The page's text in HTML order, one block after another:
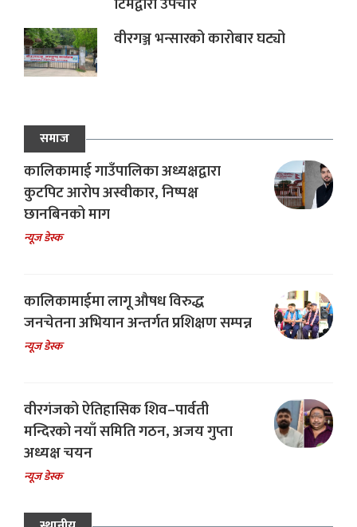
वीरगञ्ज भन्सारको कारोबार घट्यो
समाज
कालिकामाई गाउँपालिका अध्यक्षद्वारा
कुटपिट आरोप अस्वीकार, निष्पक्ष
छानबिनको माग
न्यूज डेस्क
कालिकामाईमा लागू औषध विरुद्ध
जनचेतना अभियान अन्तर्गत प्रशिक्षण सम्पन्न
न्यूज डेस्क
वीरगंजको ऐतिहासिक शिव–पार्वती
मन्दिरको नयाँ समिति गठन, अजय गुप्ता
अध्यक्ष चयन
न्यूज डेस्क